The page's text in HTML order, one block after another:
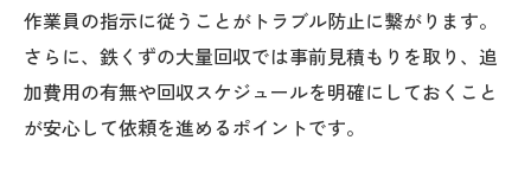
作業員の指示に従うことがトラブル防止に繋がります。
さらに、鉄くずの大量回収では事前見積もりを取り、追
加費用の有無や回収スケジュールを明確にしておくこと
が安心して依頼を進めるポイントです。